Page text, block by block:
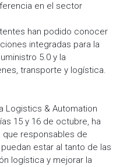
en el sector
han podido conocer
integradas para la
5.0 y la
transporte y logística.
Logistics & Automation
15 y 16 de octubre, ha
que responsables de
estar al tanto de las
logística y mejorar la